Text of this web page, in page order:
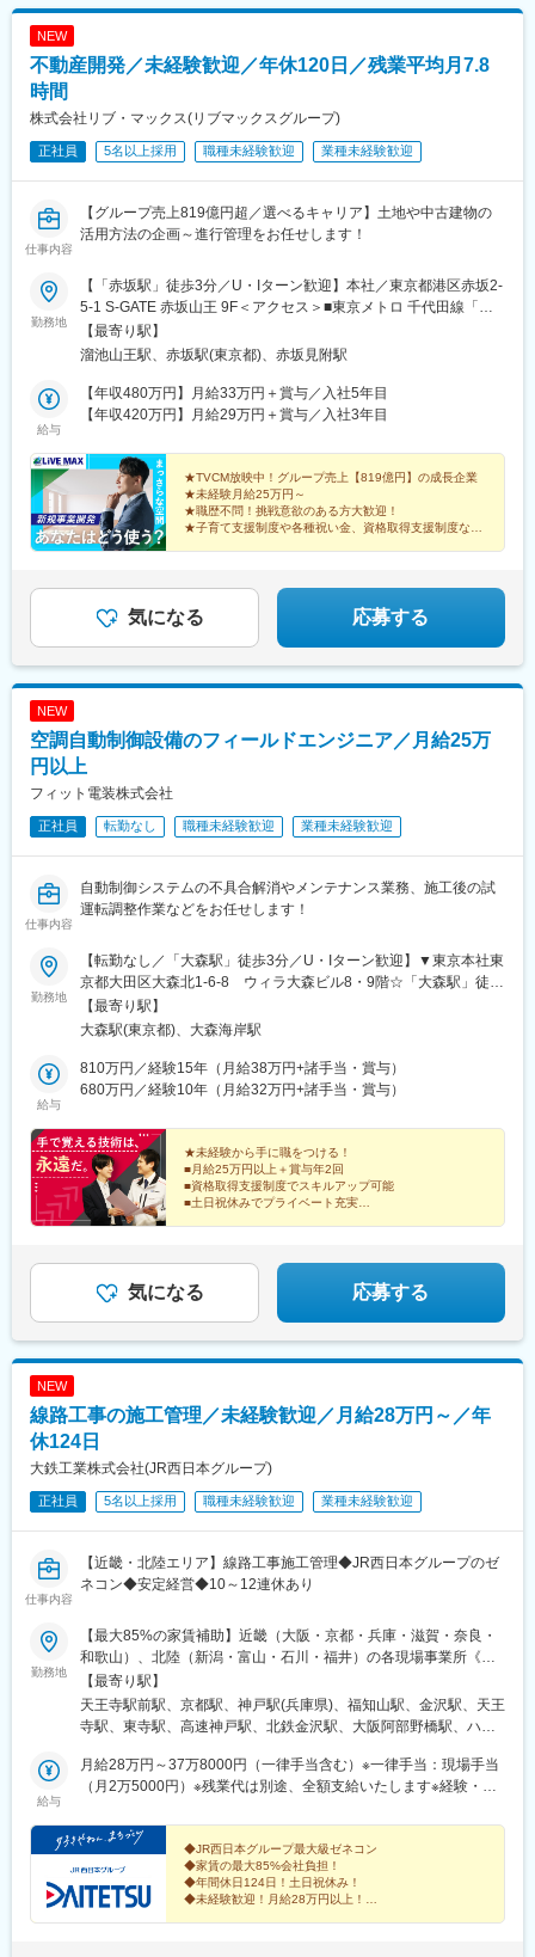
崎問屋町駅、水上駅、板倉東洋大前駅、南方駅(大阪府)、西梅田
下鉄)、鶴橋駅、今宮戎駅、十三駅、大阪城公園駅、門真南駅、心
温泉駅、西明石駅、花隈駅、加古川駅、三宮駅(神戸新交通)、甲子
条駅、烏丸御池駅、京阪山科駅、伏見稲荷駅、西木津駅、福知山
駅、宇治駅(奈良線)、嵐山駅(阪急線)、烏丸駅、奈良駅、近鉄奈良
泉駅、高の原駅、桜井駅(奈良県)、信貴山下駅、尼ケ辻駅、田原本
駅、二階堂駅、松江しんじ湖温泉駅、米原駅、彦根駅、長浜駅、
守山駅、草津駅(滋賀県)、近江八幡駅、大津駅、京阪膳所駅、栗東
駅、南彦根駅、京阪石山駅、信楽駅、野洲駅、京阪大津京駅、和
辺駅、加太駅(和歌山県)、紀伊勝浦駅、九度山駅、和歌山大学前
駅、西笠田駅、海南駅、紀三井寺駅、新宮駅、国際センター駅、
道)、豊橋駅、三河安城駅、ナゴヤドーム前矢田駅、伏見駅(愛知
県)、上前津駅、犬山駅、野田新町駅、岐阜駅、大垣駅、高山駅、
下呂駅、多治見駅、美濃太田駅、新鵜沼駅、西岐阜駅、岐阜羽島
駅、飛騨古川駅、名鉄岐阜駅、穂積駅、鵜沼駅、中津川駅、宇治
山田駅、鳥羽駅、播磨駅、近鉄四日市駅、津駅、松阪駅、志摩神
津駅、長沼駅(静岡県)、本吉原駅、新金谷駅、来宮駅、尾盛駅、藤
枝駅、家山駅、博多駅、小倉駅(福岡県)、太宰府駅、久留米駅、門
司港駅、天神駅、西鉄香椎駅、千早駅、福岡空港駅(鉄道)、西鉄二
日市駅、折尾駅、新宮中央駅、中洲川端駅、鹿児島中央駅前駅、
大山駅(鹿児島県)、指宿駅、川内駅(鹿児島県)、嘉例川駅、出水
駅、市立病院前駅(鹿児島県)、加治木駅、霧島神宮駅、熊本駅、阿
蘇駅、八代駅、人吉駅、水前寺公園駅、肥後大津駅、原水駅、荒
尾駅(熊本県)、南熊本駅、武蔵塚駅、宇土駅、高森駅、日奈久温泉
駅、大分駅、由布院駅、別府駅(大分県)、中津駅(大分県)、賀来
駅、日田駅、東中津駅、南由布駅、長崎駅前駅、佐世保駅、南風
崎駅、諫早駅、早岐駅、大三東駅、二重橋前駅、上野広小路駅、
京都)、秋葉原駅、神泉駅、蔵前駅、とうきょうスカイツリー駅、
西日暮里駅、新日本橋駅、浜松町駅、日比谷駅、高島町駅、桜木
船橋駅、初富駅、中浦和駅、春日部駅、東武日光駅、今市駅、中
央前橋駅、西中島南方駅、大阪梅田駅(阪神線)、阿倍野駅(地下
鉄)、鴫野駅、大阪難波駅、大阪上本町駅、新今宮駅、大阪ビジネ
スパーク駅、四ツ橋駅、公園東口駅、本町駅、山陽姫路駅、三宮
駅、宝塚南口駅、嵐電嵯峨駅、嵯峨嵐山駅、京都河原町駅、丸太
町駅(京都市営)、山科駅、宇治駅(京阪線)、四条駅(京都市営)、八
津京駅、田中口駅、名鉄名古屋駅、久屋大通駅、東別院駅、新豊
橋駅、大曽根駅、大須観音駅、浅間町駅、伊勢市駅、中之郷駅、
あすなろう四日市駅、桑名駅、志摩横山駅、三島広小路駅、新浜
松駅、新静岡駅、古庄駅、吉原本町駅、祇園駅(福岡県)、九州鉄道
記念館駅、西鉄福岡駅、香椎駅、西鉄千早駅、二日市駅、呉服町
吉温泉駅、市立体育館前駅、日田市役所前駅、五島町駅、ハウス
テンボス駅、京橋駅(東京都)、御徒町駅、泉岳寺駅、東新宿駅、築
地市場駅、東池袋駅、京成関屋駅、岩本町駅、田原町駅(東京都)、
横浜駅、馬車道駅、湘南江の島駅、石川町駅、中強羅駅、リゾー
大阪阿部野橋駅、蒲生四丁目駅、なんば駅(南海線)、桃谷駅、新今
宮駅前駅、森ノ宮駅、長堀橋駅、西元町駅、神戸三宮駅(阪神)、龍
谷大前深草駅、三条駅(京都府)、四宮駅、五条駅(京都市営)、畝傍
駅、新王寺駅、錦駅、唐橋前駅、近江神宮前駅、近鉄名古屋駅、
町駅、東静岡駅、ジヤトコ前駅、天神南駅、香椎宮前駅、香椎神
宮駅、紫駅、櫛田神社前駅、鹿児島中央駅、桜島桟橋通駅、神田
NEW
不動産開発／未経験歓迎／年休120日／残業平均月7.8
時間
株式会社リブ・マックス(リブマックスグループ)
正社員 5名以上採用 職種未経験歓迎 業種未経験歓迎
仕事内容
【グループ売上819億円超／選べるキャリア】土地や中古建物の
活用方法の企画～進行管理をお任せします！
勤務地
【「赤坂駅」徒歩3分／U・Iターン歓迎】本社／東京都港区赤坂2-
5-1 S-GATE 赤坂山王 9F＜アクセス＞■東京メトロ 千代田線「赤
坂駅」徒歩3分■東京メトロ 銀座線・南北線「溜池山王駅」徒歩4
分■東京メトロ 銀座線・丸ノ内線「赤坂見附駅」徒歩5分★初期費
ため、すぐに新生活が始められます。「ひとり暮らしをスタート
させたい！」と考えている方にピッタリです。※受動喫煙対策あり
【最寄り駅】
溜池山王駅、赤坂駅(東京都)、赤坂見附駅
給与
【年収480万円】月給33万円＋賞与／入社5年目
【年収420万円】月給29万円＋賞与／入社3年目
★TVCM放映中！グループ売上【819億円】の成長企業
★未経験月給25万円～
★職歴不問！挑戦意欲のある方大歓迎！
★子育て支援制度や各種祝い金、資格取得支援制度など
気になる 応募する
NEW
空調自動制御設備のフィールドエンジニア／月給25万
円以上
フィット電装株式会社
正社員 転勤なし 職種未経験歓迎 業種未経験歓迎
仕事内容
自動制御システムの不具合解消やメンテナンス業務、施工後の試
運転調整作業などをお任せします！
勤務地
【転勤なし／「大森駅」徒歩3分／U・Iターン歓迎】▼東京本社東
京都大田区大森北1-6-8 ウィラ大森ビル8・9階☆「大森駅」徒歩
3分※受動喫煙対策あり
【最寄り駅】
大森駅(東京都)、大森海岸駅
給与
810万円／経験15年（月給38万円+諸手当・賞与）
680万円／経験10年（月給32万円+諸手当・賞与）
★未経験から手に職をつける！
■月給25万円以上＋賞与年2回
■資格取得支援制度でスキルアップ可能
■土日祝休みでプライベート充実
気になる 応募する
NEW
線路工事の施工管理／未経験歓迎／月給28万円～／年
休124日
大鉄工業株式会社(JR西日本グループ)
正社員 5名以上採用 職種未経験歓迎 業種未経験歓迎
仕事内容
【近畿・北陸エリア】線路工事施工管理◆JR西日本グループのゼ
ネコン◆安定経営◆10～12連休あり
勤務地
【最大85%の家賃補助】近畿（大阪・京都・兵庫・滋賀・奈良・
和歌山）、北陸（新潟・富山・石川・福井）の各現場事業所《勤
務地》◎近畿エリア大阪府・京都府・兵庫県・滋賀県・奈良県・
和歌山県◎北陸エリア新潟県・富山県・石川県・福井県《当社拠
点》・本社／大阪府大阪市淀川区西中島3-9-15・大阪支店／大阪
京都府京都市下京区油小路通塩小路下ル東油小路町533-6 大鉄京
都ビル3F・神戸支店／兵庫県神戸市中央区中町通2-1-18 JR神戸駅
／石川県金沢市駅西本町1-14-29 サン金沢ビル8F※U・Iターン支援
あり※受動喫煙対策：分煙（喫煙所あり）
【最寄り駅】
天王寺駅前駅、京都駅、神戸駅(兵庫県)、福知山駅、金沢駅、天王
寺駅、東寺駅、高速神戸駅、北鉄金沢駅、大阪阿部野橋駅、ハー
給与
月給28万円～37万8000円（一律手当含む）※一律手当：現場手当
（月2万5000円）※残業代は別途、全額支給いたします※経験・年
◆JR西日本グループ最大級ゼネコン
◆家賃の最大85%会社負担！
◆年間休日124日！土日祝休み！
◆未経験歓迎！月給28万円以上！